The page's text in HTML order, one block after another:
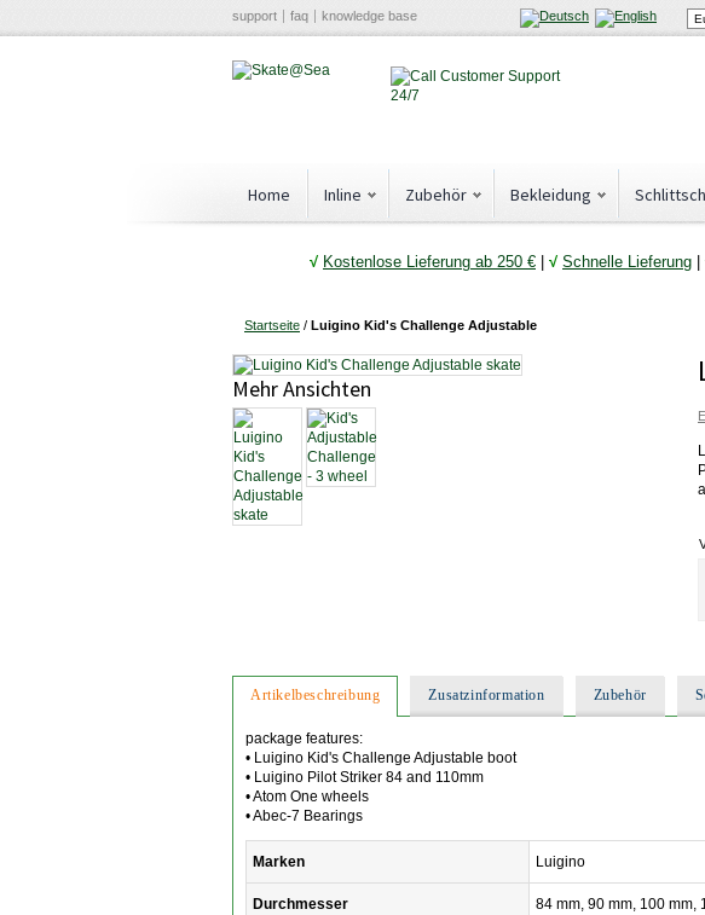
support faq knowledge base
Home Inline Zubehör Bekleidung
√ Kostenlose Lieferung ab 250 € √ Schnelle Lieferung
Startseite / Luigino Kid's Challenge Adjustable
Mehr Ansichten
Artikelbeschreibung Zusatzinformation Zubehör
package features:
• Luigino Kid's Challenge Adjustable boot
• Luigino Pilot Striker 84 and 110mm
• Atom One wheels
• Abec-7 Bearings
Marken Luigino
Durchmesser 84 mm, 90 mm, 100 mm,